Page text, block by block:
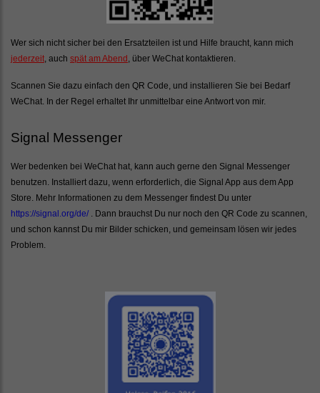
Wer sich nicht sicher bei den Ersatzteilen ist und Hilfe braucht, kann mich
jederzeit , auch spät am Abend , über WeChat kontaktieren.
Scannen Sie dazu einfach den QR Code, und installieren Sie bei Bedarf
WeChat. In der Regel erhaltet Ihr unmittelbar eine Antwort von mir.
Signal Messenger
Wer bedenken bei WeChat hat, kann auch gerne den Signal Messenger
benutzen. Installiert dazu, wenn erforderlich, die Signal App aus dem App
Store. Mehr Informationen zu dem Messenger findest Du unter
https://signal.org/de/ . Dann brauchst Du nur noch den QR Code zu scannen,
und schon kannst Du mir Bilder schicken, und gemeinsam lösen wir jedes
Problem.